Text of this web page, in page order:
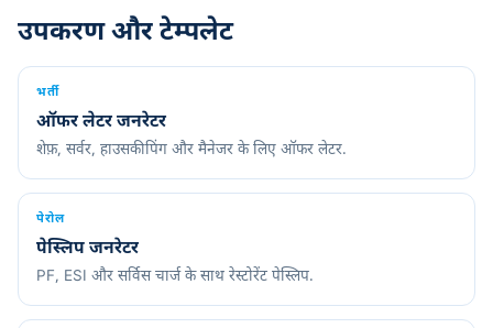
उपकरण और टेम्पलेट
भर्ती
ऑफर लेटर जनरेटर
शेफ़, सर्वर, हाउसकीपिंग और मैनेजर के लिए ऑफर लेटर.
पेरोल
पेस्लिप जनरेटर
PF, ESI और सर्विस चार्ज के साथ रेस्टोरेंट पेस्लिप.